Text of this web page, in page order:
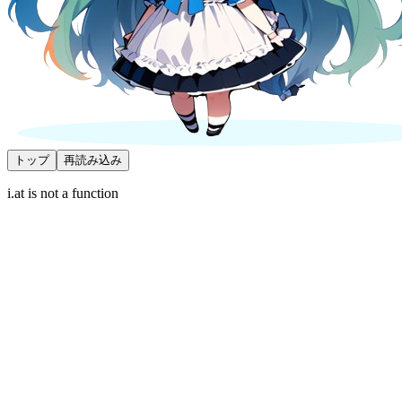
トップ 再読み込み
i.at is not a function